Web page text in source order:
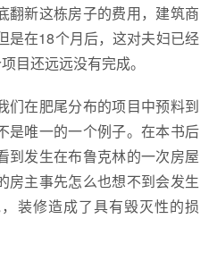
翻新这栋房子的费用，建筑商
是在18个月后，这对夫妇已经
目还远远没有完成。
们在肥尾分布的项目中预料到
是唯一的一个例子。在本书后
到发生在布鲁克林的一次房屋
房主事先怎么也想不到会发生
装修造成了具有毁灭性的损